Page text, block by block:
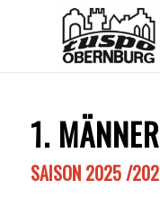
1. MÄNNER
SAISON 2025 /